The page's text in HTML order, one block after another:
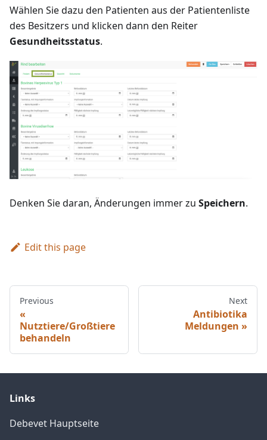
Wählen Sie dazu den Patienten aus der Patientenliste
des Besitzers und klicken dann den Reiter
Gesundheitsstatus.
Denken Sie daran, Änderungen immer zu Speichern.
Edit this page
Previous
Nutztiere/Großtiere
behandeln
Next
Antibiotika
Meldungen
Links
Debevet Hauptseite